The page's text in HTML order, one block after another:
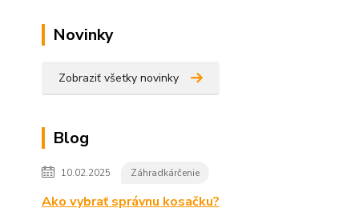
Novinky
Zobraziť všetky novinky
Blog
10.02.2025 Záhradkárčenie
Ako vybrať správnu kosačku?